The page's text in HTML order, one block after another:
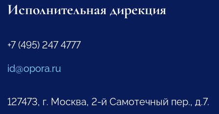
Исполнительная дирекция
+7 (495) 247 4777
id@opora.ru
127473, г. Москва, 2-й Самотечный пер., д.7.